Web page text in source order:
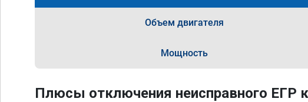
Объем двигателя
Мощность
Плюсы отключения неисправного ЕГР